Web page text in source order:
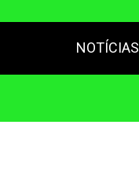
NOTÍCIAS